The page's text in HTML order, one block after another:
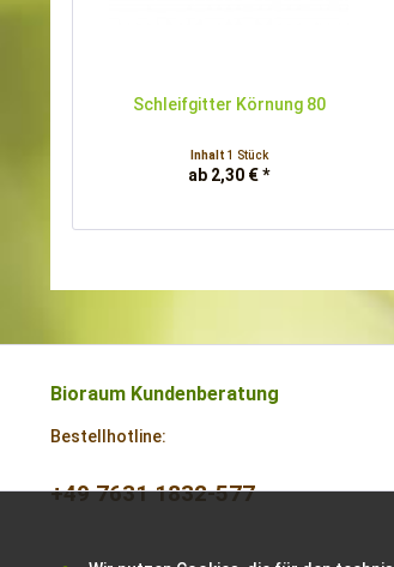
Schleifgitter Körnung 80
Inhalt 1 Stück
ab 2,30 € *
Bioraum Kundenberatung
Bestellhotline:
+49 7631 1832-577